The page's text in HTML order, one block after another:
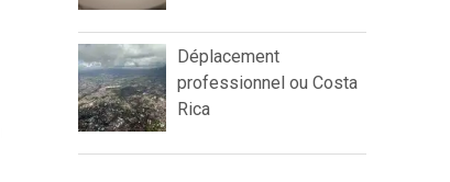
Déplacement
professionnel ou Costa
Rica